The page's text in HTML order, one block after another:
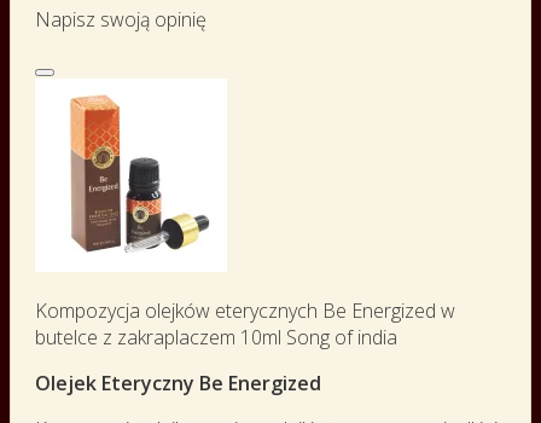
Napisz swoją opinię
Kompozycja olejków eterycznych Be Energized w
butelce z zakraplaczem 10ml Song of india
Olejek Eteryczny Be Energized